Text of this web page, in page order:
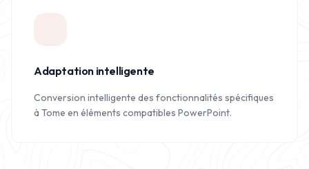
Adaptation intelligente
Conversion intelligente des fonctionnalités spécifiques
à Tome en éléments compatibles PowerPoint.